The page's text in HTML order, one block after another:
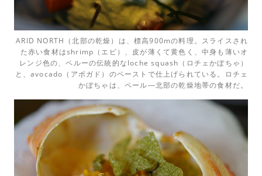
ARID NORTH（北部の乾燥）は、標高900mの料理。スライスされ
た赤い食材はshrimp（エビ）、皮が薄くて黄色く、中身も薄いオ
レンジ色の、ペルーの伝統的なloche squash（ロチェかぼちゃ）
と、avocado（アボガド）のペーストで仕上げられている。ロチェ
かぼちゃは、ペール―北部の乾燥地帯の食材だ。